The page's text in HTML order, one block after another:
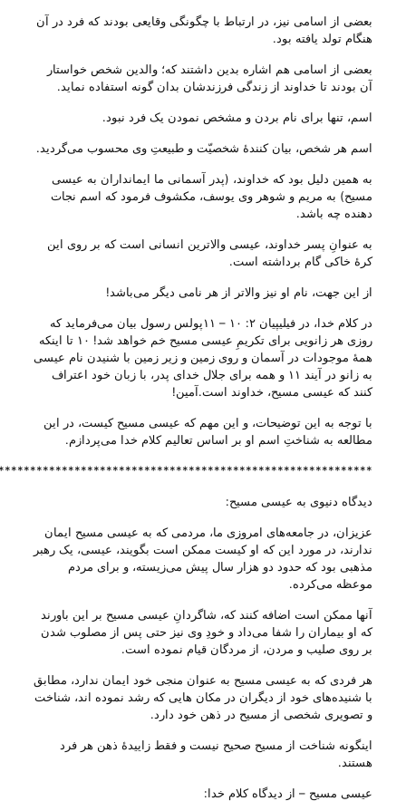
بعضی از اسامی نیز، در ارتباط با چگونگی وقایعی بودند که فرد در آن
هنگام تولد یافته بود.
بعضی از اسامی هم اشاره بدین داشتند که؛ والدین شخص خواستار
آن بودند تا خداوند از زندگی فرزندشان بدان گونه استفاده نماید.
اسم، تنها برای نام بردن و مشخص نمودن یک فرد نبود.
اسم هر شخص، بیان کنندهٔ شخصیّت و طبیعتِ وی محسوب می‌‌گردید.
به همین دلیل بود که خداوند، (پدر آسمانی ما ایمانداران به عیسی
مسیح) به مریم و شوهر وی یوسف، مکشوف فرمود که اسم نجات
دهنده چه باشد.
به عنوانِ پسر خداوند، عیسی والاترین انسانی است که بر روی این
کرهٔ خاکی گام برداشته است.
از این جهت، نام او نیز والاتر از هر نامی دیگر می‌‌باشد!
در کلام خدا، در فیلیپیان ۲: ۱۰ – ۱۱پولس رسول بیان می‌‌فرماید که
روزی هر زانویی برای تکریمِ عیسی مسیح خم خواهد شد! ۱۰ تا اینکه
همۀ موجودات در آسمان و روی زمین و زیر زمین با شنیدن نام عیسی
به زانو در آیند ۱۱ و همه برای جلال خدای پدر، با زبان خود اعتراف
کنند که عیسی مسیح، خداوند است‌.آمین!
با توجه به این توضیحات، و این مهم که عیسی مسیح کیست، در این
مطالعه به شناختِ اسم او بر اساس تعالیم کلام خدا می‌‌پردازم.
دیدگاه دنیوی به عیسی مسیح:
عزیزان، در جامعه‌های امروزی ما، مردمی که به عیسی مسیح ایمان
ندارند، در مورد این که او کیست ممکن است بگویند، عیسی، یک رهبر
مذهبی بود که حدود دو هزار سال پیش می‌‌زیسته، و برای مردم
موعظه می‌‌کرده.
آنها ممکن است اضافه کنند که، شاگردانِ عیسی مسیح بر این باورند
که او بیماران را شفا می‌‌داد و خودِ وی نیز حتی پس از مصلوب شدن
بر روی صلیب و مردن، از مردگان قیام نموده است.
هر فردی که به عیسی مسیح به عنوان منجی خود ایمان ندارد، مطابق
با شنیده‌های خود از دیگران در مکان هایی که رشد نموده اند، شناخت
و تصویری شخصی از مسیح در ذهن خود دارد.
اینگونه شناخت از مسیح صحیح نیست و فقط زاییدهٔ ذهن هر فرد
هستند.
عیسی مسیح – از دیدگاه کلام خدا: